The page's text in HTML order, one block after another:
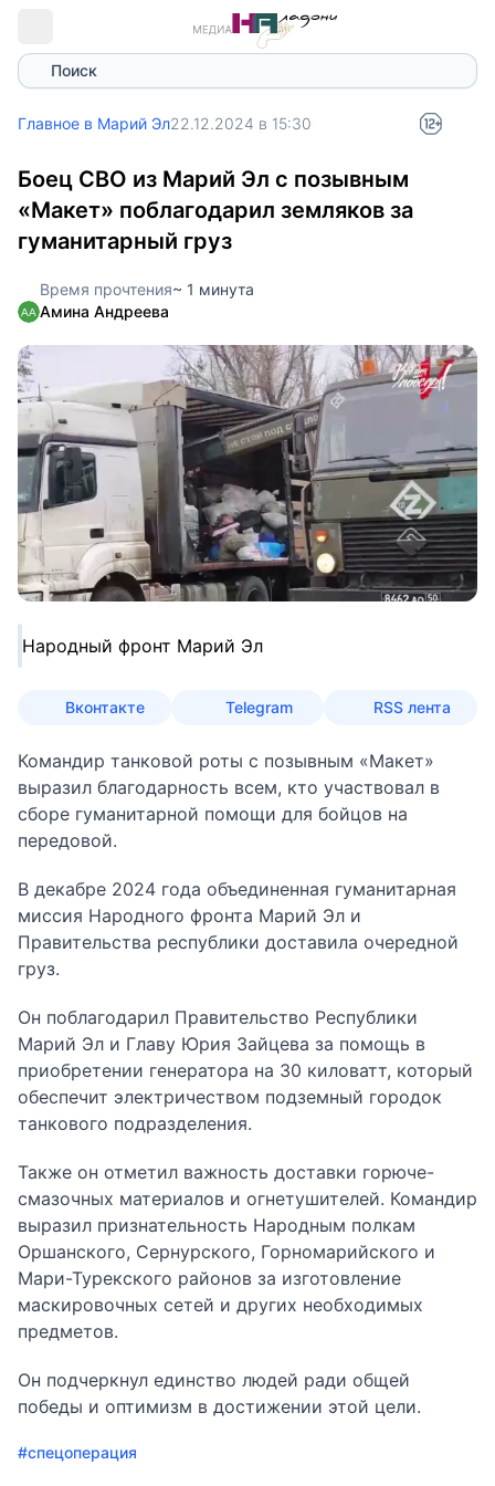
Поиск
Главное в Марий Эл22.12.2024 в 15:30
Боец СВО из Марий Эл с позывным
«Макет» поблагодарил земляков за
гуманитарный груз
Время прочтения~ 1 минута
Амина Андреева
Народный фронт Марий Эл
Вконтакте Telegram RSS лента
Командир танковой роты с позывным «Макет»
выразил благодарность всем, кто участвовал в
сборе гуманитарной помощи для бойцов на
передовой.
В декабре 2024 года объединенная гуманитарная
миссия Народного фронта Марий Эл и
Правительства республики доставила очередной
груз.
Он поблагодарил Правительство Республики
Марий Эл и Главу Юрия Зайцева за помощь в
приобретении генератора на 30 киловатт, который
обеспечит электричеством подземный городок
танкового подразделения.
Также он отметил важность доставки горюче-
смазочных материалов и огнетушителей. Командир
выразил признательность Народным полкам
Оршанского, Сернурского, Горномарийского и
Мари-Турекского районов за изготовление
маскировочных сетей и других необходимых
предметов.
Он подчеркнул единство людей ради общей
победы и оптимизм в достижении этой цели.
#спецоперация